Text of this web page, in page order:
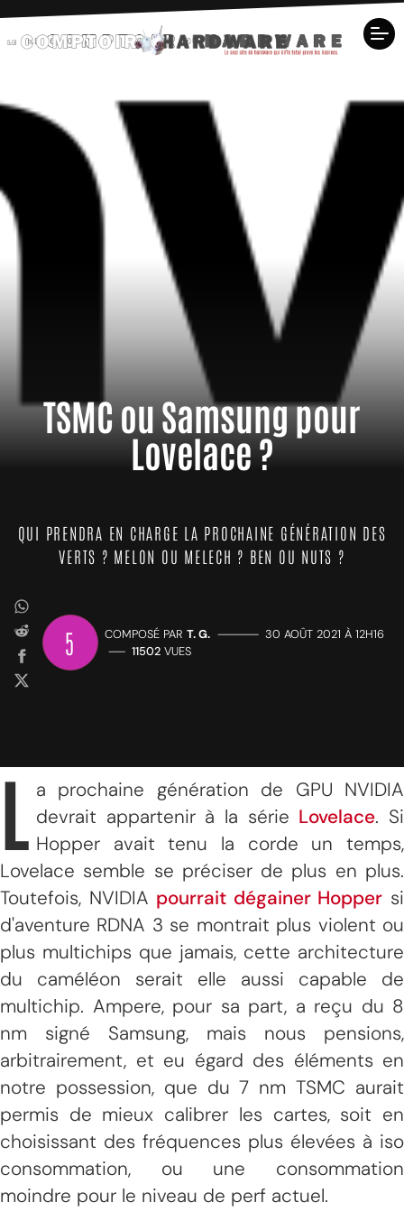
TSMC ou Samsung pour
Lovelace ?
QUI PRENDRA EN CHARGE LA PROCHAINE GÉNÉRATION DES
VERTS ? MELON OU MELECH ? BEN OU NUTS ?
5 COMPOSÉ PAR T. G. ————— 30 AOÛT 2021 À 12H16
—— 11502 VUES
L
a prochaine génération de GPU NVIDIA
devrait appartenir à la série Lovelace. Si
Hopper avait tenu la corde un temps,
Lovelace semble se préciser de plus en plus.
Toutefois, NVIDIA pourrait dégainer Hopper si
d'aventure RDNA 3 se montrait plus violent ou
plus multichips que jamais, cette architecture
du caméléon serait elle aussi capable de
multichip. Ampere, pour sa part, a reçu du 8
nm signé Samsung, mais nous pensions,
arbitrairement, et eu égard des éléments en
notre possession, que du 7 nm TSMC aurait
permis de mieux calibrer les cartes, soit en
choisissant des fréquences plus élevées à iso
consommation, ou une consommation
moindre pour le niveau de perf actuel.